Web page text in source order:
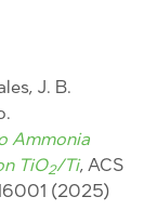
J. B.
Ammonia
TiO2/Ti, ACS
(2025)